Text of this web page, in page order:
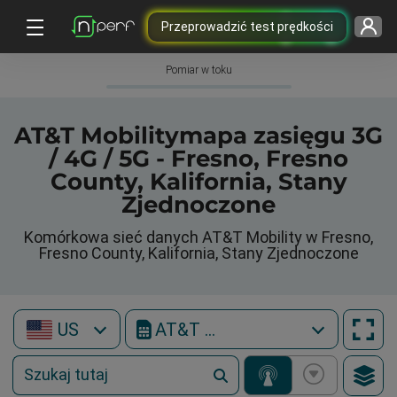
Przeprowadzić test prędkości
Pomiar w toku
AT&T Mobilitymapa zasięgu 3G
/ 4G / 5G - Fresno, Fresno
County, Kalifornia, Stany
Zjednoczone
Komórkowa sieć danych AT&T Mobility w Fresno,
Fresno County, Kalifornia, Stany Zjednoczone
US AT&T Mobility